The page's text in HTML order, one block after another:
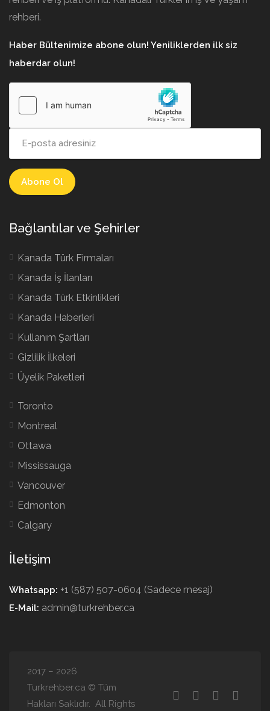
rehberi.
Haber Bültenimize abone olun! Yeniliklerden ilk siz
haberdar olun!
Bağlantılar ve Şehirler
Kanada Türk Firmaları
Kanada İş İlanları
Kanada Türk Etkinlikleri
Kanada Haberleri
Kullanım Şartları
Gizlilik İlkeleri
Üyelik Paketleri
Toronto
Montreal
Ottawa
Mississauga
Vancouver
Edmonton
Calgary
İletişim
Whatsapp: +1 (587) 507-0604 (Sadece mesaj)
E-Mail: admin@turkrehber.ca
2017 – 2026
Turkrehber.ca © Tüm
Hakları Saklıdır. All Rights